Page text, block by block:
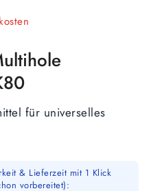
für universelles
& Lieferzeit mit 1 Klick
vorbereitet):